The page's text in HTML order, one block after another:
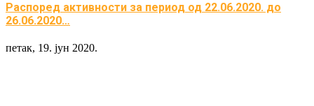
Распоред активности за период од 22.06.2020. до
26.06.2020…
петак, 19. јун 2020.